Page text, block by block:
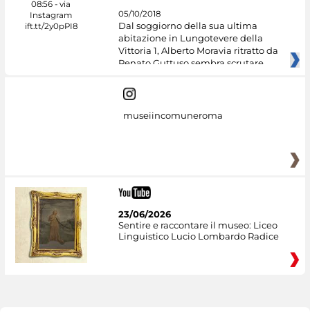
05/10/2018
Dal soggiorno della sua ultima
abitazione in Lungotevere della
Vittoria 1, Alberto Moravia ritratto da
Renato Guttuso sembra scrutare
museiincomuneroma
23/06/2026
Sentire e raccontare il museo: Liceo
Linguistico Lucio Lombardo Radice